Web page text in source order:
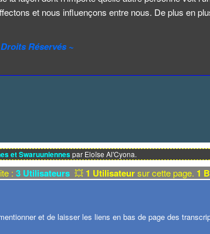
et nous influençons entre nous. De plus en
Réservés ~
et Swaruuniennes par Eloïse Al'Cyona.
: 3 Utilisateurs 💥 1 Utilisateursur cette page. 1
et de laisser les liens en bas de page des